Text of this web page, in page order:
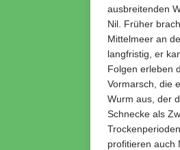
ausbreitenden
Nil. Früher
Mittelmeer an
langfristig, er
Folgen erleben
Vormarsch, die
Wurm aus, der
Schnecke als
profitieren auch